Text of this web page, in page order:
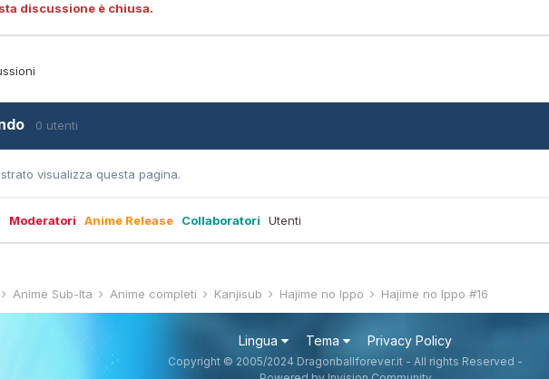
discussione è chiusa.
0 utenti
visualizza questa pagina.
Moderatori Anime Release Collaboratori Utenti
Anime Sub-Ita Anime completi Kanjisub Hajime no Ippo Hajime no Ippo #16
Lingua Tema Privacy Policy
Copyright © 2005/2024 Dragonballforever.it - All rights Reserved -